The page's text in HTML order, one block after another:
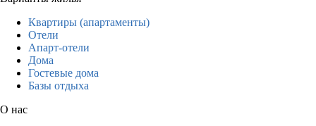
Квартиры (апартаменты)
Отели
Апарт-отели
Дома
Гостевые дома
Базы отдыха
О нас